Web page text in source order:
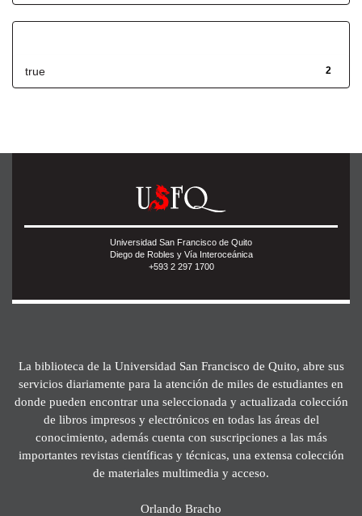
2
true
Universidad San Francisco de Quito
Diego de Robles y Vía Interoceánica
+593 2 297 1700
La biblioteca de la Universidad San Francisco de Quito, abre sus
servicios diariamente para la atención de miles de estudiantes en
donde pueden encontrar una seleccionada y actualizada colección
de libros impresos y electrónicos en todas las áreas del
conocimiento, además cuenta con suscripciones a las más
importantes revistas científicas y técnicas, una extensa colección
de materiales multimedia y acceso.
Orlando Bracho